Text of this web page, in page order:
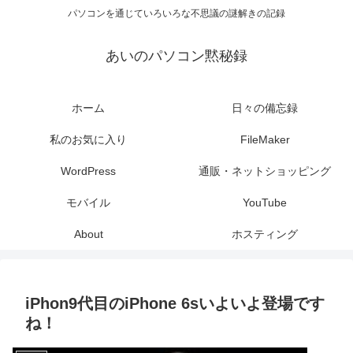
パソコンを通じていろいろな不思議の謎解きの記録
あいのパソコン黙秘録
ホーム 日々の備忘録
私のお気に入り FileMaker
WordPress 通販・ネットショッピング
モバイル YouTube
About ホスティング
iPhon9代目のiPhone 6sいよいよ登場です
ね！